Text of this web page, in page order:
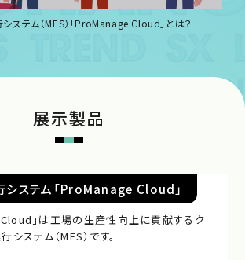
ステム（MES）「ProManage Cloud」とは？
展示製品
システム「ProManage Cloud」
」は工場の生産性向上に貢献するク
システム（MES）です。